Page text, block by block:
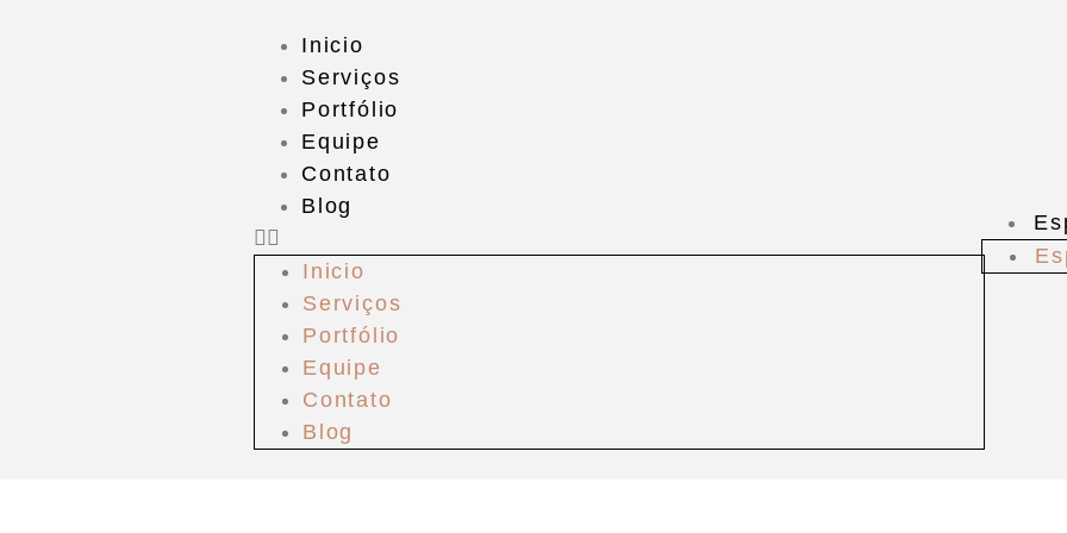
Inicio
Serviços
Portfólio
Equipe
Contato
Blog
Inicio
Serviços
Portfólio
Equipe
Contato
Blog